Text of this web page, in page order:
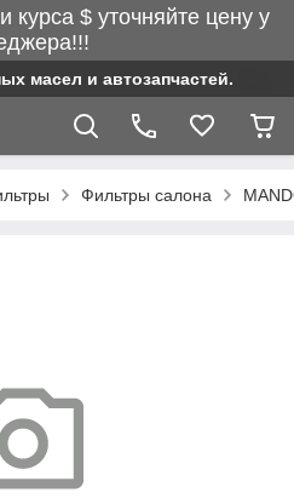
курса $ уточняйте цену у
масел и автозапчастей.
Фильтры салона